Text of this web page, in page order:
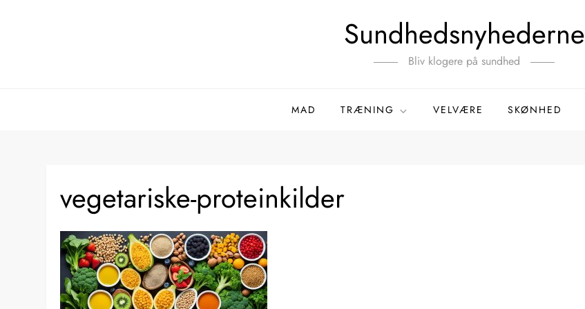
Sundhedsnyhederne
Bliv klogere på sundhed
MAD TRÆNING VELVÆRE SKØNHED
vegetariske-proteinkilder